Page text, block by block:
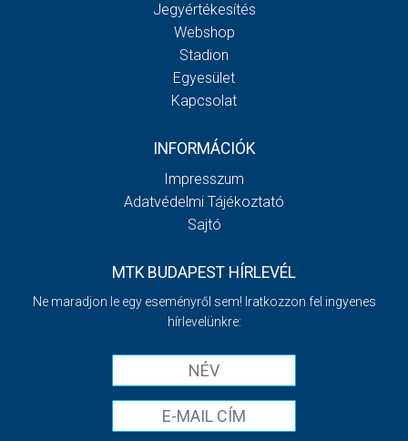
Jegyértékesítés
Webshop
Stadion
Egyesület
Kapcsolat
INFORMÁCIÓK
Impresszum
Adatvédelmi Tájékoztató
Sajtó
MTK BUDAPEST HÍRLEVÉL
Ne maradjon le egy eseményről sem! Iratkozzon fel ingyenes
hírlevelünkre: